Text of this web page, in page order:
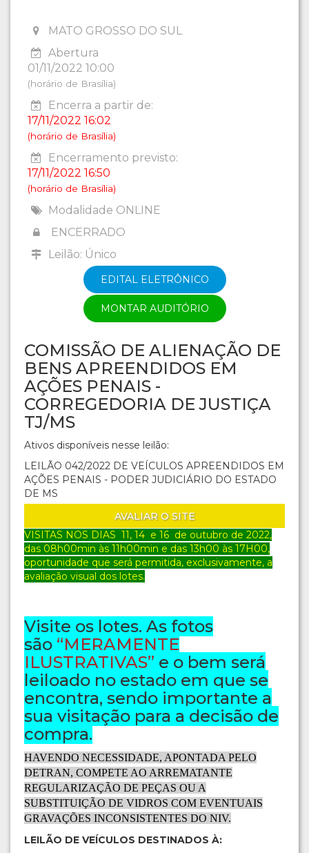
MATO GROSSO DO SUL
Abertura
01/11/2022 10:00
(horário de Brasília)
Encerra a partir de:
17/11/2022 16:02
(horário de Brasília)
Encerramento previsto:
17/11/2022 16:50
(horário de Brasília)
Modalidade ONLINE
ENCERRADO
Leilão: Único
EDITAL ELETRÔNICO
MONTAR AUDITÓRIO
COMISSÃO DE ALIENAÇÃO DE
BENS APREENDIDOS EM
AÇÕES PENAIS -
CORREGEDORIA DE JUSTIÇA
TJ/MS
Ativos disponíveis nesse leilão:
LEILÃO 042/2022 DE VEÍCULOS APREENDIDOS EM
AÇÕES PENAIS - PODER JUDICIÁRIO DO ESTADO
DE MS
AVALIAR O SITE
VISITAS NOS DIAS 11, 14 e 16 de outubro de 2022,
das 08h00min às 11h00min e das 13h00 às 17H00,
oportunidade que será permitida, exclusivamente, a
avaliação visual dos lotes.
Visite os lotes. As fotos
são “MERAMENTE
ILUSTRATIVAS” e o bem será
leiloado no estado em que se
encontra, sendo importante a
sua visitação para a decisão de
compra.
HAVENDO NECESSIDADE, APONTADA PELO
DETRAN, COMPETE AO ARREMATANTE
REGULARIZAÇÃO DE PEÇAS OU A
SUBSTITUIÇÃO DE VIDROS COM EVENTUAIS
GRAVAÇÕES INCONSISTENTES DO NIV.
LEILÃO DE VEÍCULOS DESTINADOS À: